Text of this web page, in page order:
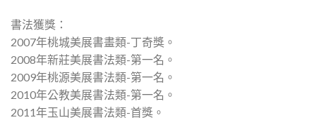
書法獲獎：
2007年桃城美展書畫類-丁奇獎。
2008年新莊美展書法類-第一名。
2009年桃源美展書法類-第一名。
2010年公教美展書法類-第一名。
2011年玉山美展書法類-首獎。